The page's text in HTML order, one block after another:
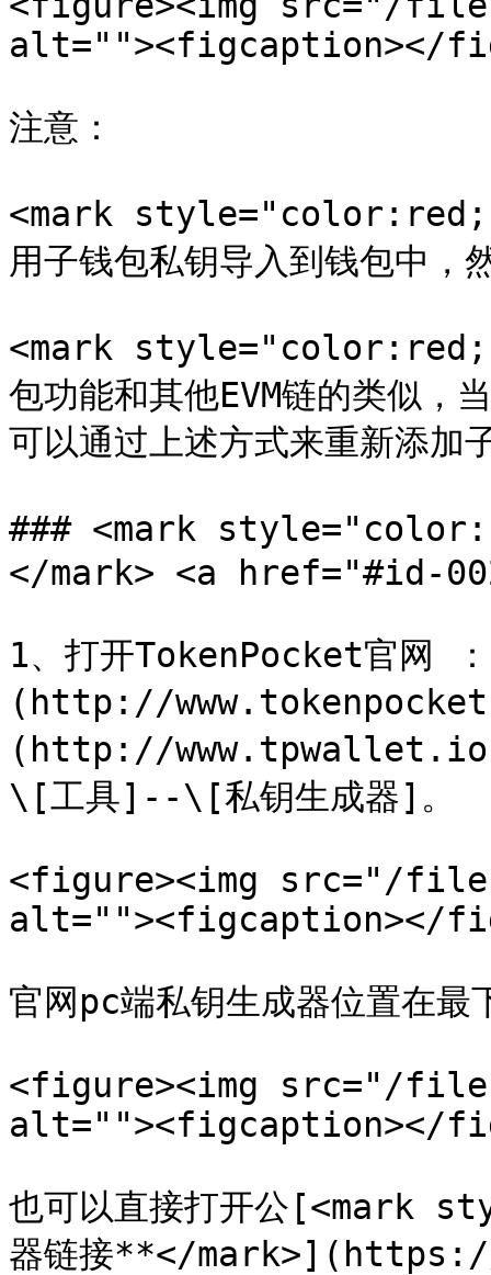
alt=""><figcaption></
注意：
<mark style="color:red;">
用子钱包私钥导入到钱包中
<mark
包功能和其他EVM链的类似，
可以通过上述方式来重新添加
### <mark
</mark> <a href="#id-
1、打开TokenPocket官网
(http://
(http://www.tpwallet.io)
\[工具]--\[私钥生成器]。
<figure><img src="/files/
alt=""><figcaption></
官网pc端私钥生成器位置在
<figure><img src="/files/
alt=""><figcaption></
也可以直接打开公[<mark
器链接**</